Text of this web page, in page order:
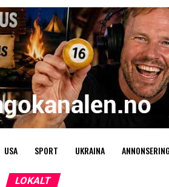
USA SPORT UKRAINA ANNONSERING
LOKALT